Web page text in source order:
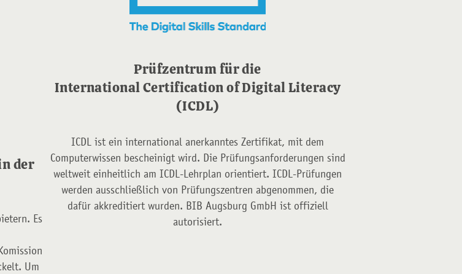
der
Es
Um
Prüfzentrum für die
International Certification of Digital Literacy
(ICDL)
ICDL ist ein international anerkanntes Zertifikat, mit dem
Computerwissen bescheinigt wird. Die Prüfungsanforderungen sind
weltweit einheitlich am ICDL-Lehrplan orientiert. ICDL-Prüfungen
werden ausschließlich von Prüfungszentren abgenommen, die
dafür akkreditiert wurden. BIB Augsburg GmbH ist offiziell
autorisiert.